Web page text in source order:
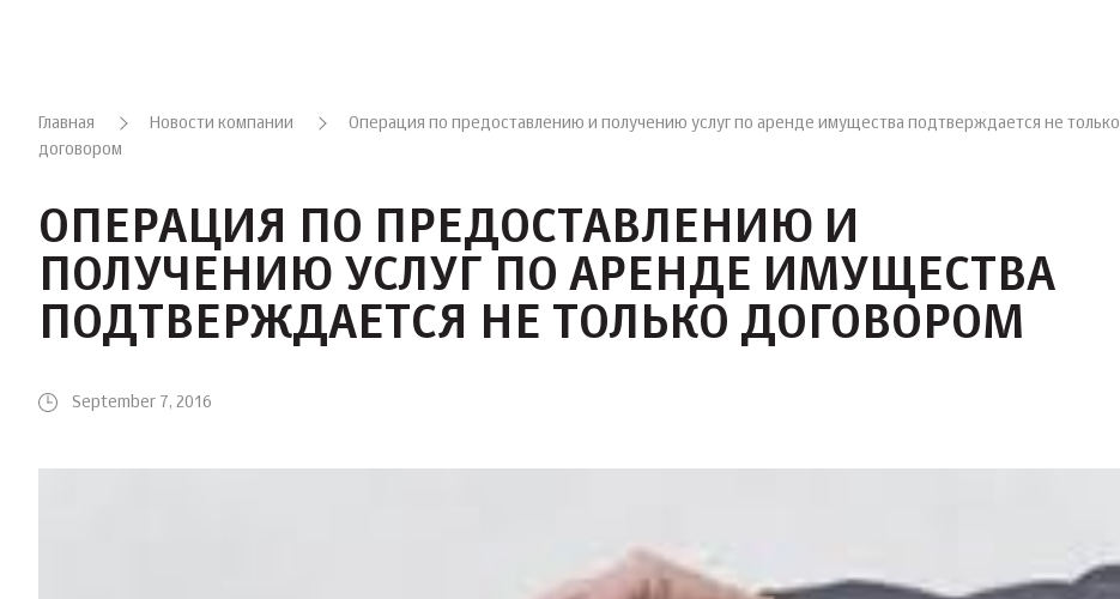
Главная Новости компании
Операция по предоставлению и получению услуг по аренде имущества подтверждается не только
договором
ОПЕРАЦИЯ ПО ПРЕДОСТАВЛЕНИЮ И
ПОЛУЧЕНИЮ УСЛУГ ПО АРЕНДЕ ИМУЩЕСТВА
ПОДТВЕРЖДАЕТСЯ НЕ ТОЛЬКО ДОГОВОРОМ
September 7, 2016